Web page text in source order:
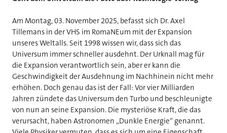
Am Montag, 03. November 2025, befasst sich Dr. Axel
Tillemans in der VHS im RomaNEum mit der Expansion
unseres Weltalls. Seit 1998 wissen wir, dass sich das
Universum immer schneller ausdehnt. Der Urknall mag für
die Expansion verantwortlich sein, aber er kann die
Geschwindigkeit der Ausdehnung im Nachhinein nicht mehr
erhöhen. Doch genau das ist der Fall: Vor vier Milliarden
Jahren zündete das Universum den Turbo und beschleunigte
von nun an seine Expansion. Die mysteriöse Kraft, die das
verursacht, haben Astronomen „Dunkle Energie“ genannt.